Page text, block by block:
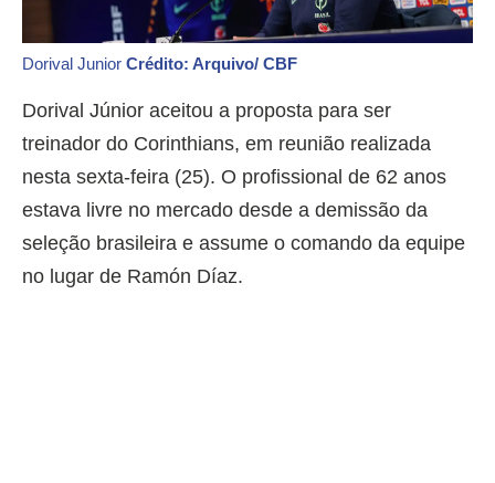
Dorival Junior Crédito: Arquivo/ CBF
Dorival Júnior aceitou a proposta para ser
treinador do Corinthians, em reunião realizada
nesta sexta-feira (25). O profissional de 62 anos
estava livre no mercado desde a demissão da
seleção brasileira e assume o comando da equipe
no lugar de Ramón Díaz.